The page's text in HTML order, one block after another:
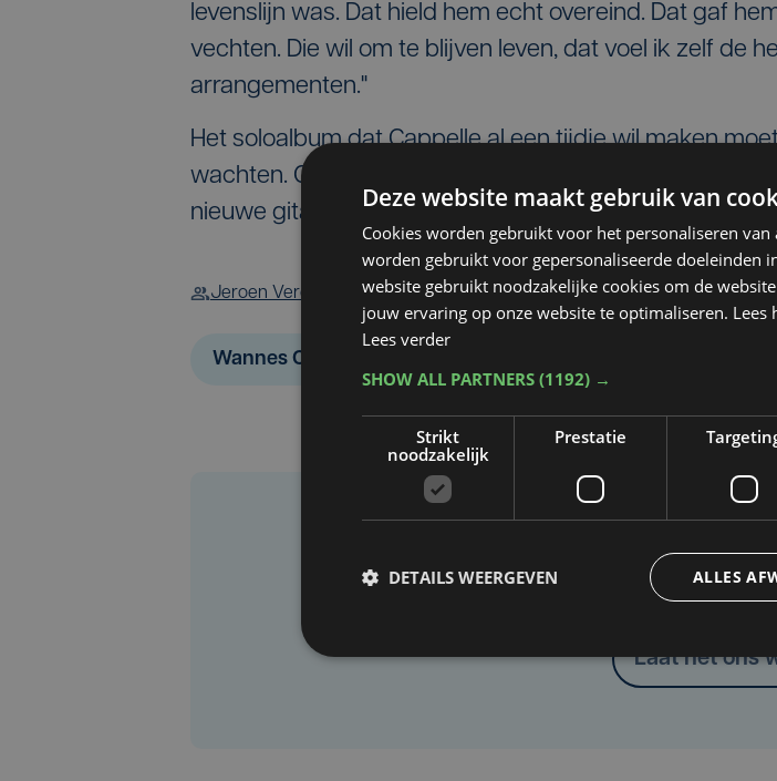
levenslijn was. Dat hield hem echt overeind. Dat gaf
vechten. Die wil om te blijven leven, dat voel ik zelf de
arrangementen."
Het soloalbum dat Cappelle al een tijdje wil maken
wachten. Op de try-out in 4AD in Diksmuide stond
nieuwe gitarist van Het Zesde Metaal op het podium.
Jeroen Vercruysse Stefaan Six
Wannes Cappelle
Taalfout
Heb je een taal- of schrijffout
Laat het ons
Deze website maakt gebruik van
Cookies worden gebruikt voor het personaliseren
worden gebruikt voor gepersonaliseerde doeleinden
website gebruikt noodzakelijke cookies om de
jouw ervaring op onze website te optimaliseren. Lees
Lees verder
SHOW ALL PARTNERS (1192) →
Strikt
noodzakelijk
Prestatie
ALLES
DETAILS WEERGEVEN